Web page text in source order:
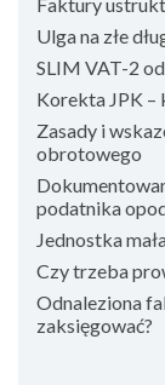
Ulga na złe
SLIM VAT-2
Korekta JPK –
Zasady i
obrotowego
podatnika
Jednostka
Czy trzeba
Odnaleziona
zaksięgować?